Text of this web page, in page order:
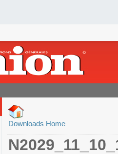
Downloads Home